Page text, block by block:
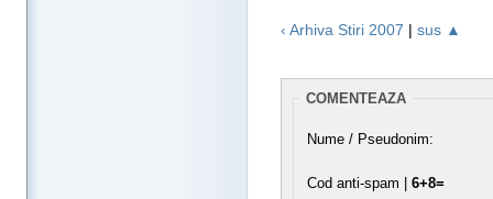
‹ Arhiva Stiri 2007 | sus ▲
COMENTEAZA
Nume / Pseudonim:
Cod anti-spam | 6+8=